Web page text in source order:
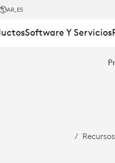
AR,ES
Software Y Servicios
Recursos